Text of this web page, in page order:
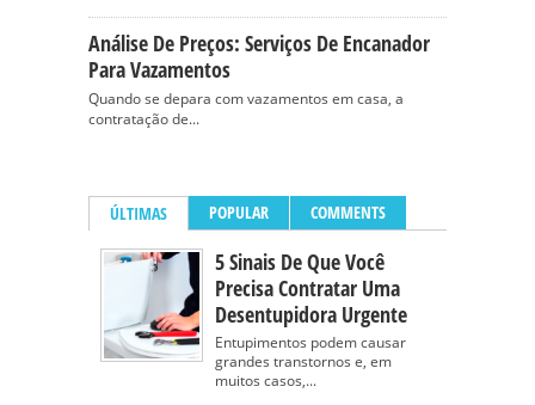
Análise De Preços: Serviços De Encanador
Para Vazamentos
Quando se depara com vazamentos em casa, a
contratação de...
ÚLTIMAS POPULAR COMMENTS
5 Sinais De Que Você
Precisa Contratar Uma
Desentupidora Urgente
Entupimentos podem causar
grandes transtornos e, em
muitos casos,...